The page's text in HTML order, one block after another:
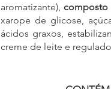
aromatizante), composto
xarope de glicose,
ácidos graxos,
creme de leite e